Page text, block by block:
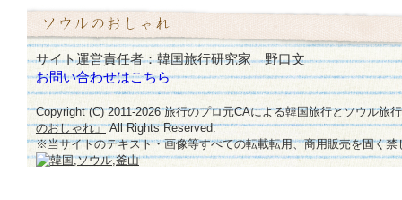
サイト運営責任者：韓国旅行研究家 野口文
お問い合わせはこちら
Copyright (C) 2011-2026旅行のプロ元CAによる韓国旅行とソウル旅
のおしゃれ」All Rights Reserved.
※当サイトのテキスト・画像等すべての転載転用、商用販売を固く禁